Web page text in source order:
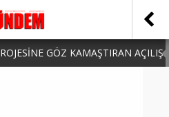
GÖZ KAMAŞTIRAN AÇILIŞ